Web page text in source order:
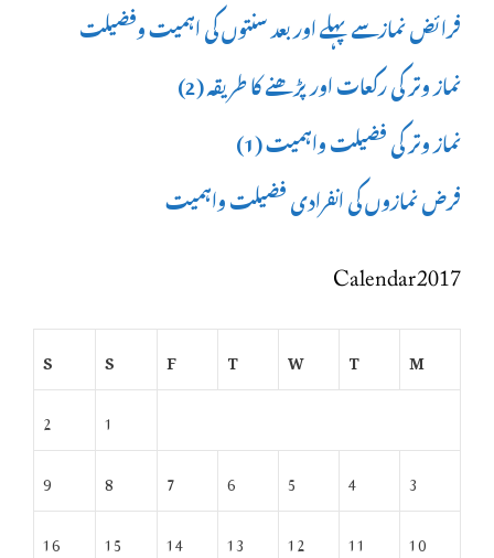
فرائض نمازسے پہلے اور بعد سنتوں کی اہمیت وفضیلت
نماز وتر کی رکعات اور پڑھنے کا طریقہ (2)
نماز وتر کی فضیلت واہمیت (1)
فرض نمازوں کی انفرادی فضیلت واہمیت
Calendar 2017
M
T
W
T
F
S
S
1
2
3
4
5
6
7
8
9
10
11
12
13
14
15
16